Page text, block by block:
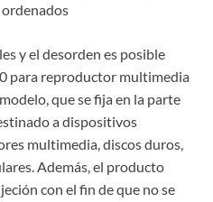
y el desorden es posible
para reproductor multimedia
que se fija en la parte
a dispositivos
multimedia, discos duros,
Además, el producto
con el fin de que no se